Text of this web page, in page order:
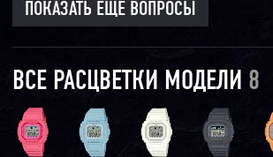
ПОКАЗАТЬ ЕЩЕ ВОПРОСЫ
ВСЕ РАСЦВЕТКИ МОДЕЛИ 8